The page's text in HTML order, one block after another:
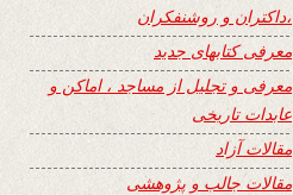
،داکتران و روشنفکران
معرفی کتابهای جدید
معرفی و تجلیل از مساجد ، اماکن و
عابدات تاریخی
مقالات آزاد
مقالات جالب و پژوهشی